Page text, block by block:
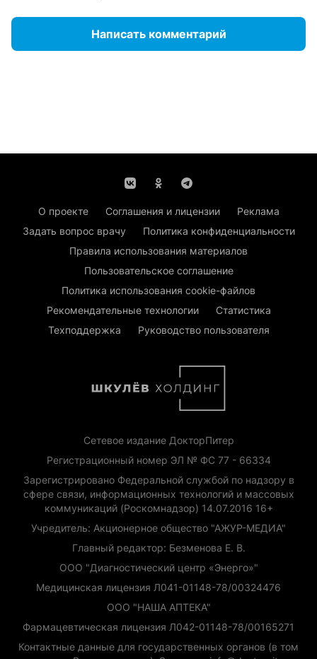
Написать комментарий
О проекте Соглашения и лицензии
Реклама
Задать вопрос врачу
Политика конфиденциальности
Правила использования материалов
Пользовательское соглашение
Политика использования cookie-файлов
Рекомендательные технологии
Статистика
Техподдержка
Руководство пользователя
Сетевое издание ДокторПитер
Регистрационный номер ЭЛ № ФС 77 - 66334
Зарегистрировано Федеральной службой по надзору в
сфере связи, информационных технологий и массовых
коммуникаций (Роскомнадзор) 14.07.2016 16+
Учредитель: Акционерное общество "АЖУР-МЕДИА"
Главный редактор: Безменова Е. В.
ООО "Диагностический центр «Энерго»"
Медицинская лицензия Л041-01148-78/00324476
ООО "НАША АПТЕКА"
Фармацевтическая лицензия Л042-01148-78/00165271
Контактные данные для государственных органов (в том